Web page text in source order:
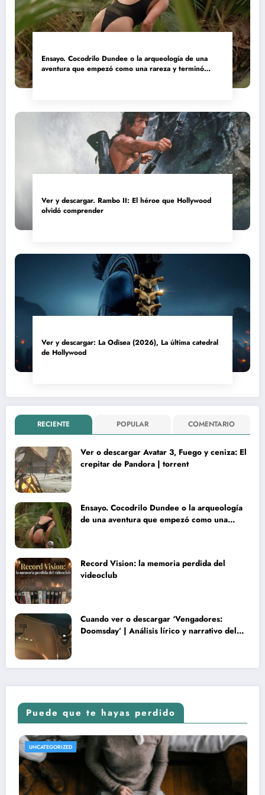
Ensayo. Cocodrilo Dundee o la arqueología de una
aventura que empezó como una rareza y terminó
Ver y descargar. Rambo II: El héroe que Hollywood
olvidó comprender
Ver y descargar: La Odisea (2026), La última catedral
de Hollywood
RECIENTE POPULAR COMENTARIO
Ver o descargar Avatar 3, Fuego y ceniza: El
crepitar de Pandora | torrent
Ensayo. Cocodrilo Dundee o la arqueología
de una aventura que empezó como una
Record Vision: la memoria perdida del
videoclub
Cuando ver o descargar ‘Vengadores:
Doomsday’ | Análisis lírico y narrativo del
Puede que te hayas perdido
REVISTA DE CINE | NOTICIAS, IMÁGENES, TRÁILERS, ARTÍCULOS Y CRÍTICAS
UNCATEGORIZED